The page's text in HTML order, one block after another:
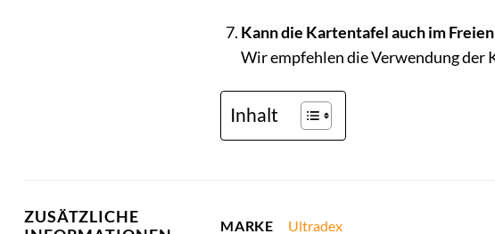
Kann die Kartentafel auch im
Wir empfehlen die Verwendung
Inhalt
ZUSÄTZLICHE
MARKE Ultradex